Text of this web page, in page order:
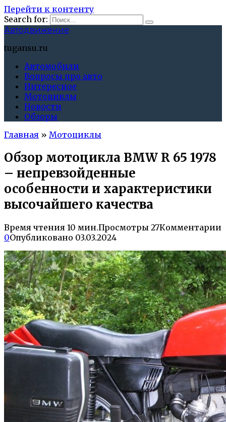
Перейти к контенту
Search for:
Автодвижение
tugansu.ru
Автомобили
Вопросы про авто
Интересное
Мотоциклы
Новости
Обзоры
Главная » Мотоциклы
Обзор мотоцикла BMW R 65 1978
– непревзойденные
особенности и характеристики
высочайшего качества
Время чтения 10 мин.Просмотры 27Комментарии
0Опубликовано 03.03.2024